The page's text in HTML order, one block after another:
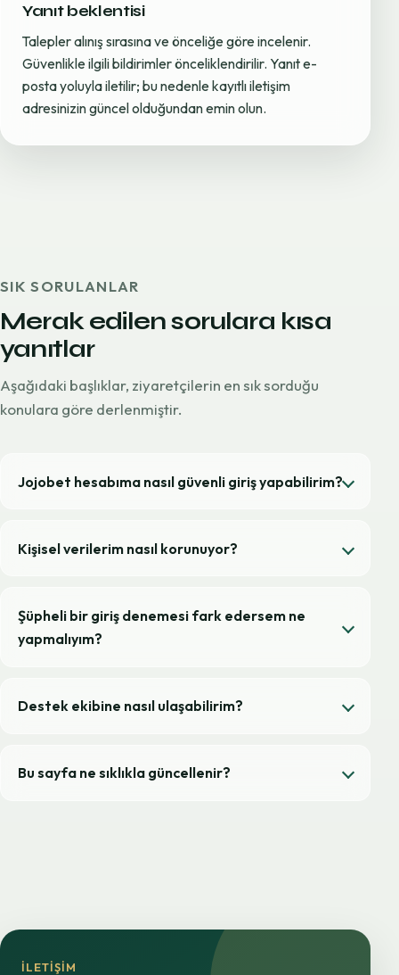
Yanıt beklentisi
Talepler alınış sırasına ve önceliğe göre incelenir.
Güvenlikle ilgili bildirimler önceliklendirilir. Yanıt e-
posta yoluyla iletilir; bu nedenle kayıtlı iletişim
adresinizin güncel olduğundan emin olun.
SIK SORULANLAR
Merak edilen sorulara kısa
yanıtlar
Aşağıdaki başlıklar, ziyaretçilerin en sık sorduğu
konulara göre derlenmiştir.
Jojobet hesabıma nasıl güvenli giriş yapabilirim?
Kişisel verilerim nasıl korunuyor?
Şüpheli bir giriş denemesi fark edersem ne
yapmalıyım?
Destek ekibine nasıl ulaşabilirim?
Bu sayfa ne sıklıkla güncellenir?
İLETIŞIM